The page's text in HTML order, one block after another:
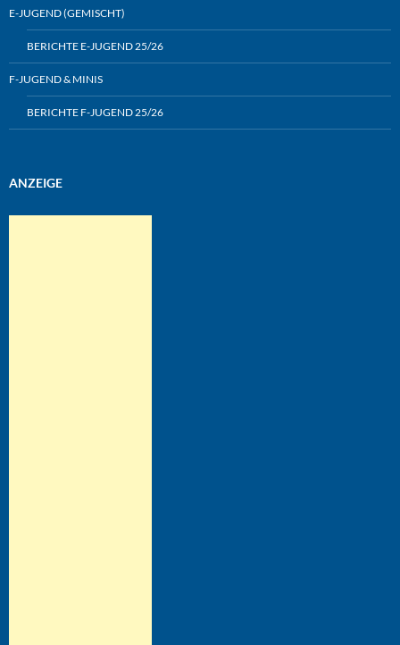
E-JUGEND (GEMISCHT)
BERICHTE E-JUGEND 25/26
F-JUGEND & MINIS
BERICHTE F-JUGEND 25/26
ANZEIGE